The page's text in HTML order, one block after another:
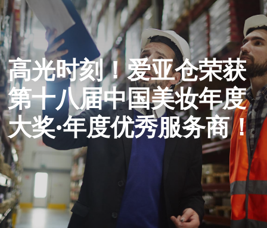
高光时刻！爱亚仓荣获
第十八届中国美妆年度
大奖·年度优秀服务商！